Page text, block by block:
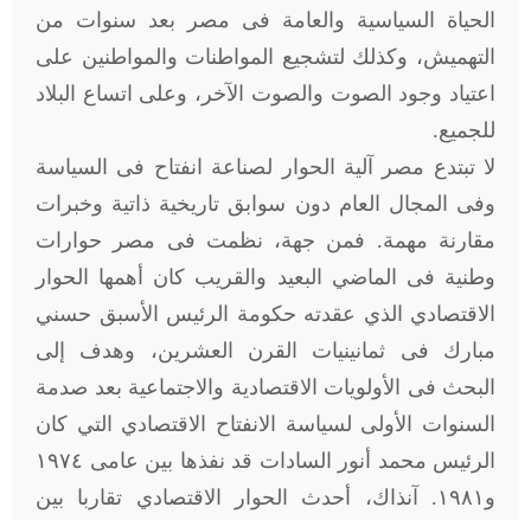
الحياة السياسية والعامة فى مصر بعد سنوات من
التهميش، وكذلك لتشجيع المواطنات والمواطنين على
اعتياد وجود الصوت والصوت الآخر، وعلى اتساع البلاد
للجميع.
لا تبتدع مصر آلية الحوار لصناعة انفتاح فى السياسة
وفى المجال العام دون سوابق تاريخية ذاتية وخبرات
مقارنة مهمة. فمن جهة، نظمت فى مصر حوارات
وطنية فى الماضي البعيد والقريب كان أهمها الحوار
الاقتصادي الذي عقدته حكومة الرئيس الأسبق حسني
مبارك فى ثمانينيات القرن العشرين، وهدف إلى
البحث فى الأولويات الاقتصادية والاجتماعية بعد صدمة
السنوات الأولى لسياسة الانفتاح الاقتصادي التي كان
الرئيس محمد أنور السادات قد نفذها بين عامى ١٩٧٤
و١٩٨١. آنذاك، أحدث الحوار الاقتصادي تقاربا بين